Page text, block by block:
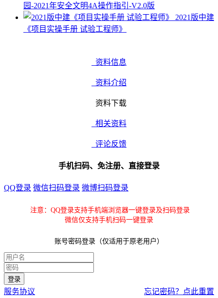
园-2021年安全文明4A操作指引-V2.0版
2021版中建
《项目实操手册 试验工程师》
资料信息
资料介绍
资料下载
相关资料
评论反馈
手机扫码、免注册、直接登录
QQ登录 微信扫码登录 微博扫码登录
注意：QQ登录支持手机端浏览器一键登录及扫码登录
微信仅支持手机扫码一键登录
账号密码登录（仅适用于原老用户）
服务协议 忘记密码？点此重置